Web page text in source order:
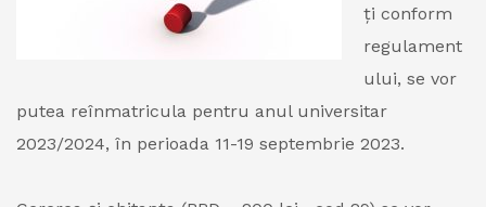
ți conform
regulament
ului, se vor
putea reînmatricula pentru anul universitar
2023/2024, în perioada 11-19 septembrie 2023.